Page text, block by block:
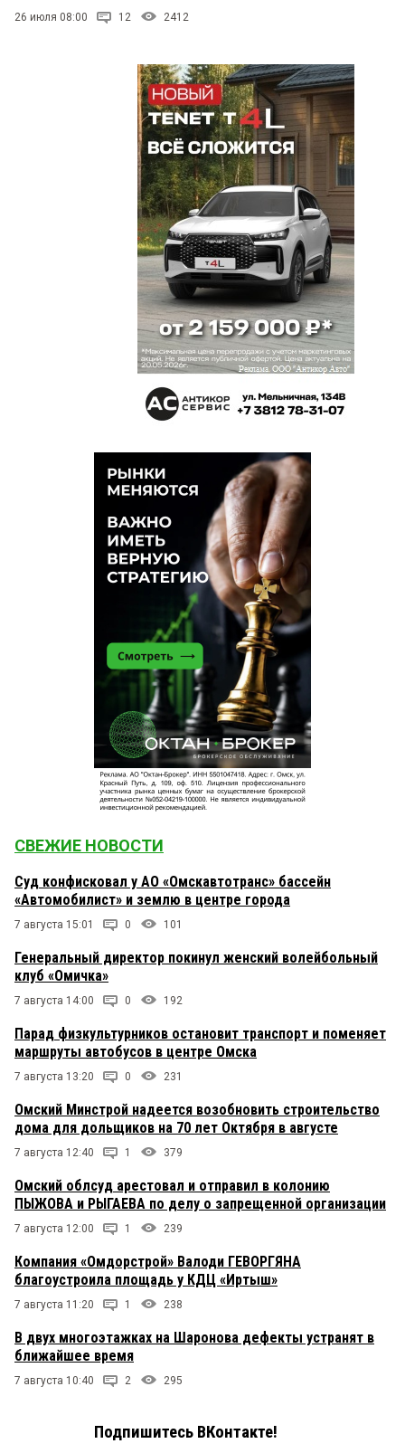
26 июля 08:00 12 2412
СВЕЖИЕ НОВОСТИ
Суд конфисковал у АО «Омскавтотранс» бассейн
«Автомобилист» и землю в центре города
7 августа 15:01 0 101
Генеральный директор покинул женский волейбольный
клуб «Омичка»
7 августа 14:00 0 192
Парад физкультурников остановит транспорт и поменяет
маршруты автобусов в центре Омска
7 августа 13:20 0 231
Омский Минстрой надеется возобновить строительство
дома для дольщиков на 70 лет Октября в августе
7 августа 12:40 1 379
Омский облсуд арестовал и отправил в колонию
ПЫЖОВА и РЫГАЕВА по делу о запрещенной организации
7 августа 12:00 1 239
Компания «Омдорстрой» Валоди ГЕВОРГЯНА
благоустроила площадь у КДЦ «Иртыш»
7 августа 11:20 1 238
В двух многоэтажках на Шаронова дефекты устранят в
ближайшее время
7 августа 10:40 2 295
Подпишитесь ВКонтакте!